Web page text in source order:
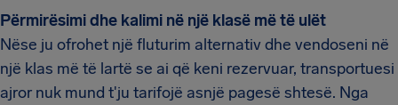
Përmirësimi dhe kalimi në një klasë më të ulët
Nëse ju ofrohet një fluturim alternativ dhe vendoseni në
një klas më të lartë se ai që keni rezervuar, transportuesi
ajror nuk mund t'ju tarifojë asnjë pagesë shtesë. Nga